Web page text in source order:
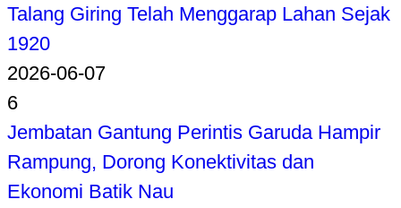
Talang Giring Telah Menggarap Lahan Sejak
1920
2026-06-07
6
Jembatan Gantung Perintis Garuda Hampir
Rampung, Dorong Konektivitas dan
Ekonomi Batik Nau